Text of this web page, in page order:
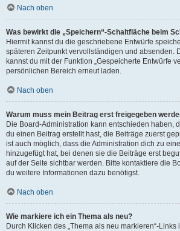
Nach oben
Was bewirkt die „Speichern“-Schaltfläche beim
Hiermit kannst du die geschriebene Entwürfe
späteren Zeitpunkt vervollständigen und absenden.
kannst du mit der Funktion „Gespeicherte Entwürfe
persönlichen Bereich erneut laden.
Nach oben
Warum muss mein Beitrag erst freigegeben
Die Board-Administration kann entschieden haben,
du einen Beitrag erstellt hast, die Beiträge zuerst
ist auch möglich, dass die Administration dich zu
hinzugefügt hat, bei denen sie die Beiträge erst
auf der Seite sichtbar werden. Bitte kontaktiere die
du weitere Informationen dazu benötigst.
Nach oben
Wie markiere ich ein Thema als neu?
Durch Klicken des „Thema als neu markieren“-